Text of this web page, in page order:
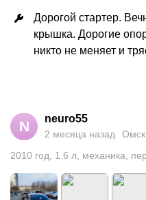
Дорогой стартер.
крышка. Дорогие
никто не меняет и
N neuro55
2 месяца назад
Омск
2010 год 1.6 л механика